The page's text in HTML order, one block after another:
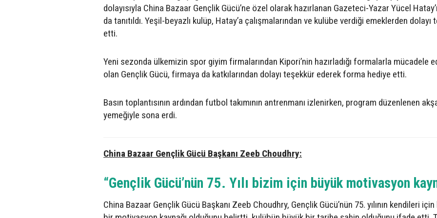
dolayısıyla China Bazaar Gençlik Gücü’ne özel olarak hazırlanan Gazeteci-Yazar Yücel
da tanıtıldı. Yeşil-beyazlı kulüp, Hatay’a çalışmalarından ve kulübe verdiği emeklerden dolayı
etti.
Yeni sezonda ülkemizin spor giyim firmalarından Kipori’nin hazırladığı formalarla mücadele
olan Gençlik Gücü, firmaya da katkılarından dolayı teşekkür ederek forma hediye etti.
Basın toplantısının ardından futbol takımının antrenmanı izlenirken, program düzenlenen
yemeğiyle sona erdi.
China Bazaar Gençlik Gücü Başkanı Zeeb Choudhry:
“Gençlik Gücü’nün 75. Yılı bizim için büyük motivasyon
China Bazaar Gençlik Gücü Başkanı Zeeb Choudhry, Gençlik Gücü’nün 75. yılının kendileri